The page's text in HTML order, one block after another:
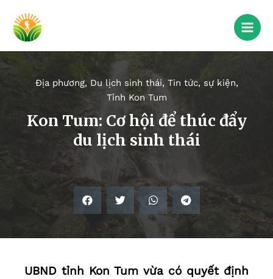
Địa phương, Du lịch sinh thái, Tin tức, sự kiện,
Tỉnh Kon Tum
Kon Tum: Cơ hội để thúc đẩy
du lịch sinh thái
UBND tỉnh Kon Tum vừa có quyết định